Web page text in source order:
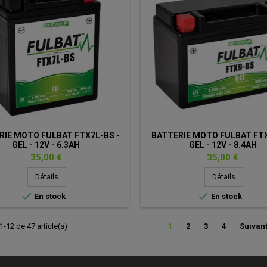
MOTO FULBAT FTX7L-BS -
GEL - 12V - 6.3AH
Prix
35,00 €
Détails
 En stock
BATTERIE MOTO FULBAT
GEL - 12V - 8.4AH
Prix
35,00 €
Détails
 En stock
12 de 47 article(s) 1 2 3 4 Suivant